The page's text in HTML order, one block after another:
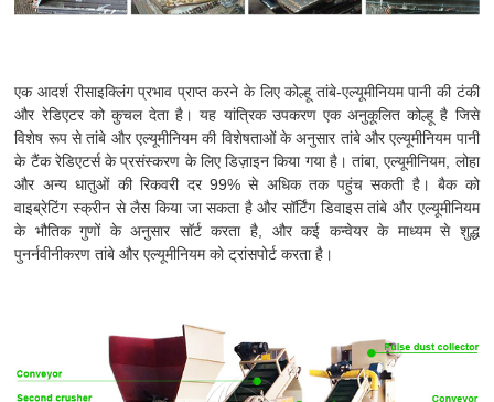
एक आदर्श रीसाइक्लिंग प्रभाव प्राप्त करने के लिए कोल्हू तांबे-एल्यूमीनियम पानी की टंकी
और रेडिएटर को कुचल देता है। यह यांत्रिक उपकरण एक अनुकूलित कोल्हू है जिसे
विशेष रूप से तांबे और एल्यूमीनियम की विशेषताओं के अनुसार तांबे और एल्यूमीनियम पानी
के टैंक रेडिएटर्स के प्रसंस्करण के लिए डिज़ाइन किया गया है। तांबा, एल्यूमीनियम, लोहा
और अन्य धातुओं की रिकवरी दर 99% से अधिक तक पहुंच सकती है। बैक को
वाइब्रेटिंग स्क्रीन से लैस किया जा सकता है और सॉर्टिंग डिवाइस तांबे और एल्यूमीनियम
के भौतिक गुणों के अनुसार सॉर्ट करता है, और कई कन्वेयर के माध्यम से शुद्ध
पुनर्नवीनीकरण तांबे और एल्यूमीनियम को ट्रांसपोर्ट करता है।